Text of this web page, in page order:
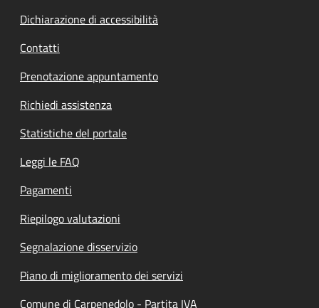
Dichiarazione di accessibilità
Contatti
Prenotazione appuntamento
Richiedi assistenza
Statistiche del portale
Leggi le FAQ
Pagamenti
Riepilogo valutazioni
Segnalazione disservizio
Piano di miglioramento dei servizi
Comune di Carpenedolo - Partita IVA